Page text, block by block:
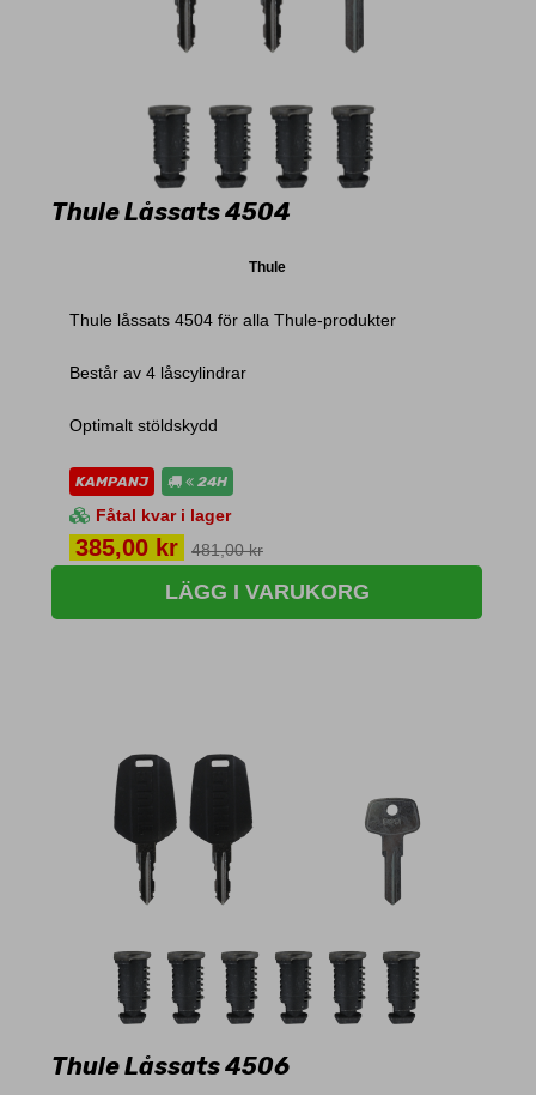
Thule Låssats 4504
Thule
Thule låssats 4504 för alla Thule-produkter
Består av 4 låscylindrar
Optimalt stöldskydd
KAMPANJ 24H
Fåtal kvar i lager
Pris
385,00 kr 481,00 kr
LÄGG I VARUKORG
Thule Låssats 4506